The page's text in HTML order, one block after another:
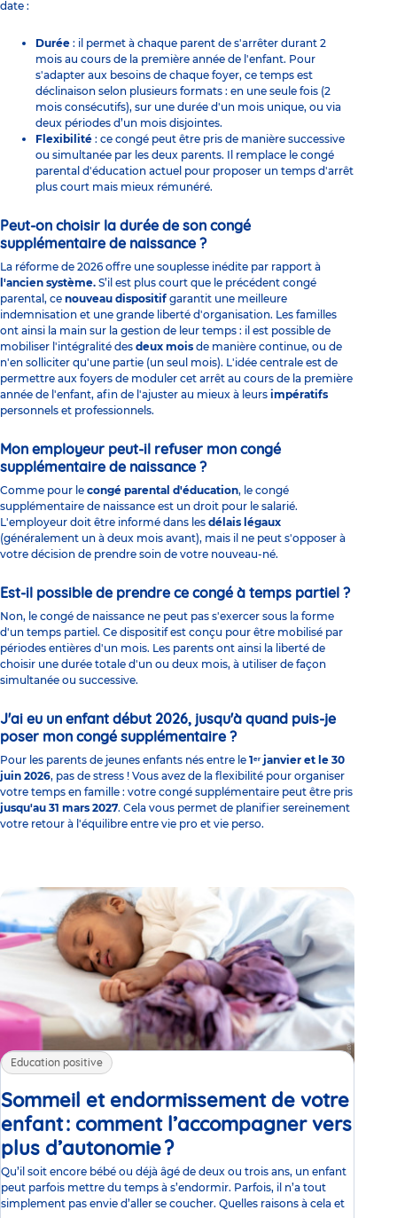
date :
Durée : il permet à chaque parent de s'arrêter durant 2
mois au cours de la première année de l'enfant. Pour
s'adapter aux besoins de chaque foyer, ce temps est
déclinaison selon plusieurs formats : en une seule fois (2
mois consécutifs), sur une durée d'un mois unique, ou via
deux périodes d’un mois disjointes.
Flexibilité : ce congé peut être pris de manière successive
ou simultanée par les deux parents. Il remplace le congé
parental d'éducation actuel pour proposer un temps d'arrêt
plus court mais mieux rémunéré.
Peut-on choisir la durée de son congé
supplémentaire de naissance ?
La réforme de 2026 offre une souplesse inédite par rapport à
l'ancien système. S’il est plus court que le précédent congé
parental, ce nouveau dispositif garantit une meilleure
indemnisation et une grande liberté d'organisation. Les familles
ont ainsi la main sur la gestion de leur temps : il est possible de
mobiliser l'intégralité des deux mois de manière continue, ou de
n'en solliciter qu'une partie (un seul mois). L'idée centrale est de
permettre aux foyers de moduler cet arrêt au cours de la première
année de l'enfant, afin de l'ajuster au mieux à leurs impératifs
personnels et professionnels.
Mon employeur peut-il refuser mon congé
supplémentaire de naissance ?
Comme pour le congé parental d'éducation, le congé
supplémentaire de naissance est un droit pour le salarié.
L'employeur doit être informé dans les délais légaux
(généralement un à deux mois avant), mais il ne peut s'opposer à
votre décision de prendre soin de votre nouveau-né.
Est-il possible de prendre ce congé à temps partiel ?
Non, le congé de naissance ne peut pas s'exercer sous la forme
d'un temps partiel. Ce dispositif est conçu pour être mobilisé par
périodes entières d'un mois. Les parents ont ainsi la liberté de
choisir une durée totale d'un ou deux mois, à utiliser de façon
simultanée ou successive.
J'ai eu un enfant début 2026, jusqu'à quand puis-je
poser mon congé supplémentaire ?
Pour les parents de jeunes enfants nés entre le 1ᵉʳ janvier et le 30
juin 2026, pas de stress ! Vous avez de la flexibilité pour organiser
votre temps en famille : votre congé supplémentaire peut être pris
jusqu'au 31 mars 2027. Cela vous permet de planifier sereinement
votre retour à l'équilibre entre vie pro et vie perso.
Education positive
Sommeil et endormissement de votre
enfant : comment l’accompagner vers
plus d’autonomie ?Article
Qu’il soit encore bébé ou déjà âgé de deux ou trois ans, un enfant
peut parfois mettre du temps à s’endormir. Parfois, il n’a tout
simplement pas envie d’aller se coucher. Quelles raisons à cela et